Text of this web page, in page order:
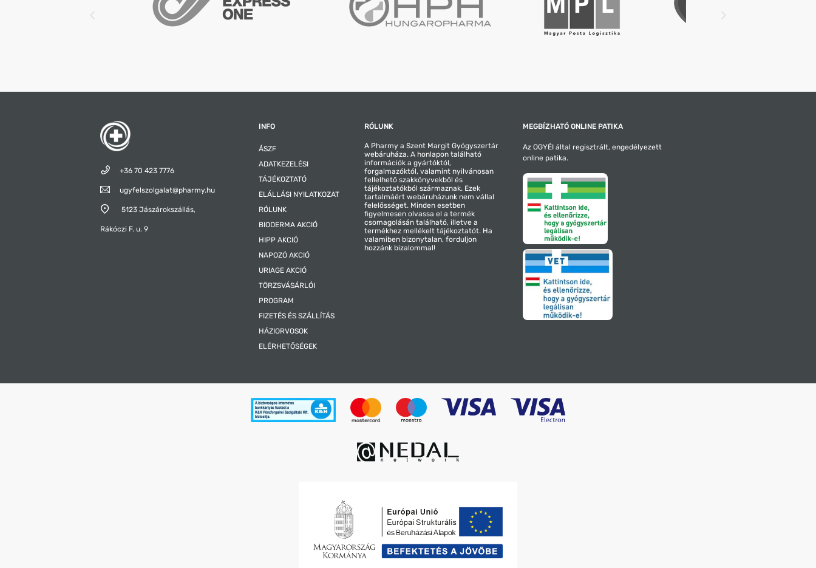
+36 70 423 7776
ugyfelszolgalat@pharmy.hu
5123 Jászárokszállás,
Rákóczi F. u. 9
INFO
ÁSZF
ADATKEZELÉSI
TÁJÉKOZTATÓ
ELÁLLÁSI NYILATKOZAT
RÓLUNK
BIODERMA AKCIÓ
HIPP AKCIÓ
NAPOZÓ AKCIÓ
URIAGE AKCIÓ
TÖRZSVÁSÁRLÓI
PROGRAM
FIZETÉS ÉS SZÁLLÍTÁS
HÁZIORVOSOK
ELÉRHETŐSÉGEK
RÓLUNK
A Pharmy a Szent Margit Gyógyszertár
webáruháza. A honlapon található
információk a gyártóktól,
forgalmazóktól, valamint nyilvánosan
fellelhető szakkönyvekből és
tájékoztatókból származnak. Ezek
tartalmáért webáruházunk nem vállal
felelősséget. Minden esetben
figyelmesen olvassa el a termék
csomagolásán található, illetve a
termékhez mellékelt tájékoztatót. Ha
valamiben bizonytalan, forduljon
hozzánk bizalommal!
MEGBÍZHATÓ ONLINE PATIKA
Az OGYÉI által regisztrált, engedélyezett
online patika.